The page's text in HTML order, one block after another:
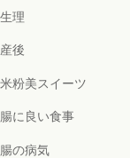
生理
産後
米粉美スイーツ
腸に良い食事
腸の病気